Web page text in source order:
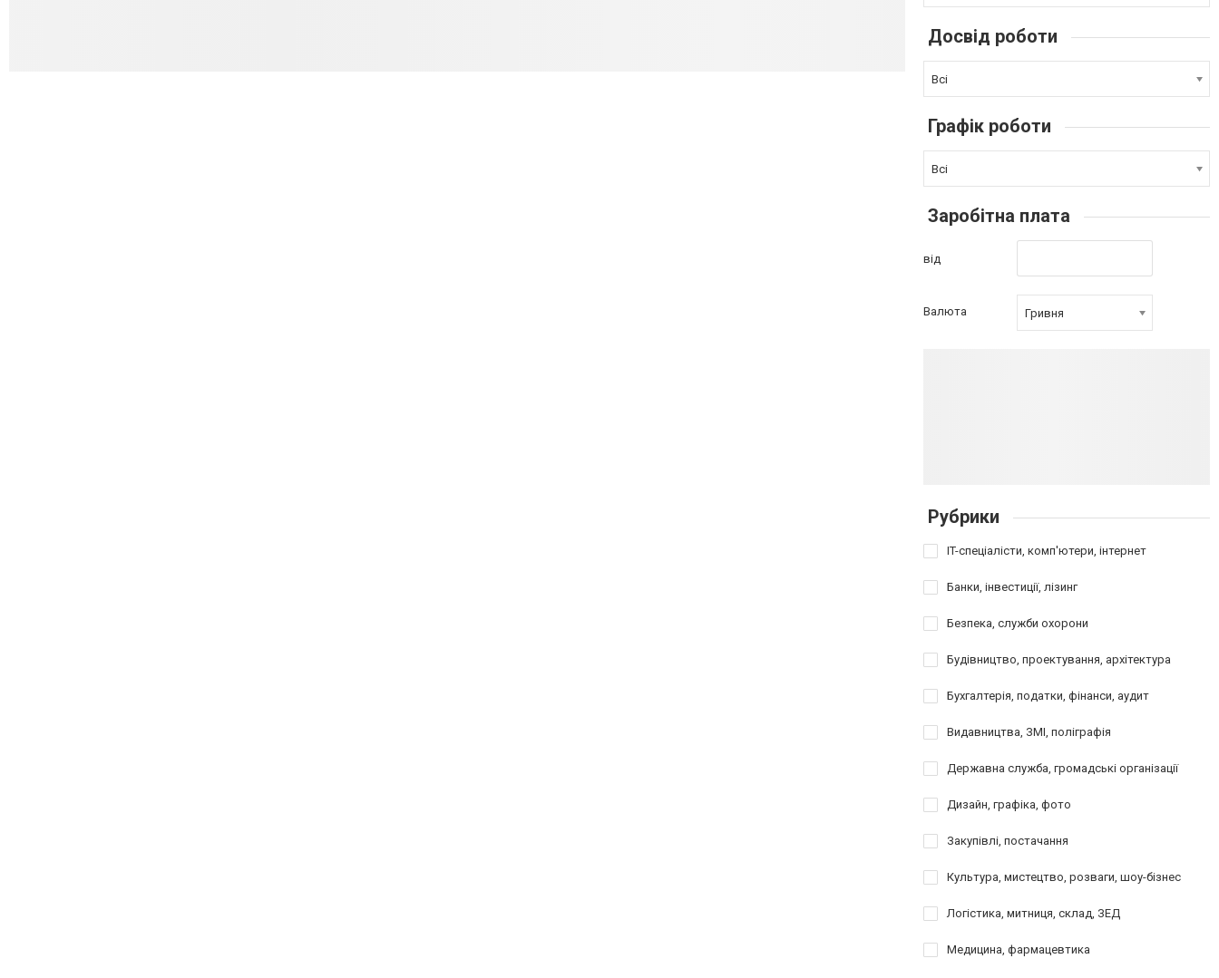
Досвід роботи
Всі
Графік роботи
Всі
Заробітна плата
від
Валюта Гривня
Рубрики
IT-спеціалісти, комп'ютери, інтернет
Банки, інвестиції, лізинг
Безпека, служби охорони
Будівництво, проектування, архітектура
Бухгалтерія, податки, фінанси, аудит
Видавництва, ЗМІ, поліграфія
Державна служба, громадські організації
Дизайн, графіка, фото
Закупівлі, постачання
Культура, мистецтво, розваги, шоу-бізнес
Логістика, митниця, склад, ЗЕД
Медицина, фармацевтика